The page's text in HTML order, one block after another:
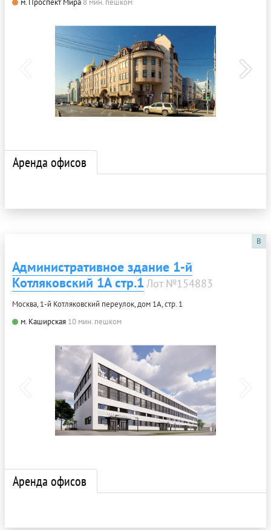
Аренда офисов
B
Административное здание 1-й
Котляковский 1А стр.1 Лот №154883
Москва, 1-й Котляковский переулок, дом 1А, стр. 1
м. Каширская 10 мин. пешком
Аренда офисов